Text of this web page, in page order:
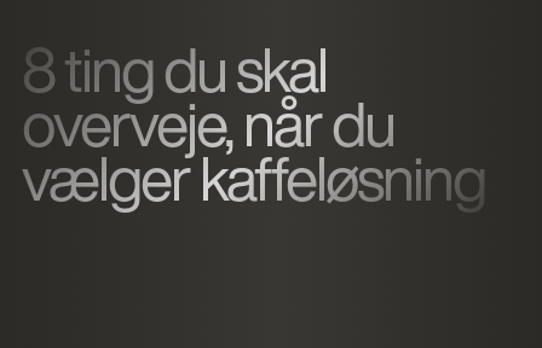
8 ting du skal
overveje, når du
vælger kaffeløsning